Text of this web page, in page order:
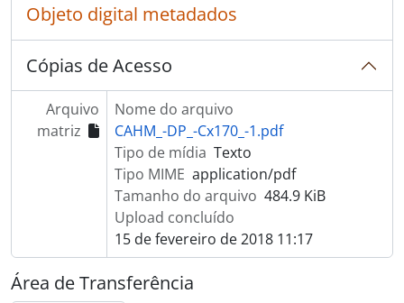
Objeto digital metadados
Cópias de Acesso
Arquivo
matriz
Nome do arquivo
CAHM_-DP_-Cx170_-1.pdf
Tipo de mídia Texto
Tipo MIME application/pdf
Tamanho do arquivo 484.9 KiB
Upload concluído
15 de fevereiro de 2018 11:17
Área de Transferência